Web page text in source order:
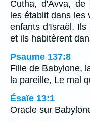
Cutha, d'Avva,
les établit dans les
enfants d'Israël. Ils
et ils habitèrent
Psaume 137:8
Fille de Babylone,
la pareille, Le mal
Ésaïe 13:1
Oracle sur